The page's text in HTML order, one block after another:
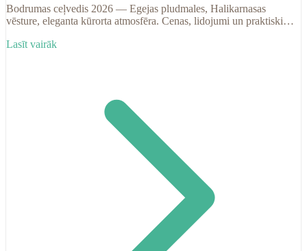
Bodrumas ceļvedis 2026 — Egejas pludmales, Halikarnasas
vēsture, eleganta kūrorta atmosfēra. Cenas, lidojumi un praktiski
Lasīt vairāk